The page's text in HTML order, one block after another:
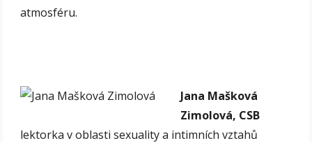
atmosféru.
Jana Mašková
Zimolová, CSB
lektorka v oblasti sexuality a intimních vztahů